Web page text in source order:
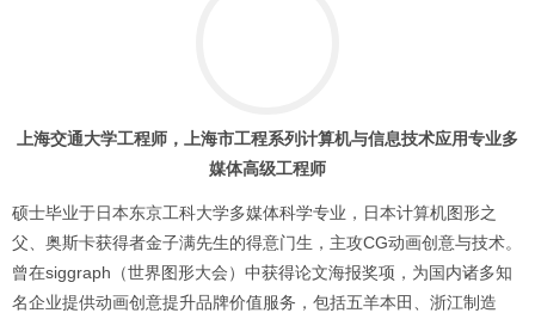
上海交通大学工程师，上海市工程系列计算机与信息技术应用专业多
媒体高级工程师
硕士毕业于日本东京工科大学多媒体科学专业，日本计算机图形之
父、奥斯卡获得者金子满先生的得意门生，主攻CG动画创意与技术。
曾在siggraph（世界图形大会）中获得论文海报奖项，为国内诸多知
名企业提供动画创意提升品牌价值服务，包括五羊本田、浙江制造